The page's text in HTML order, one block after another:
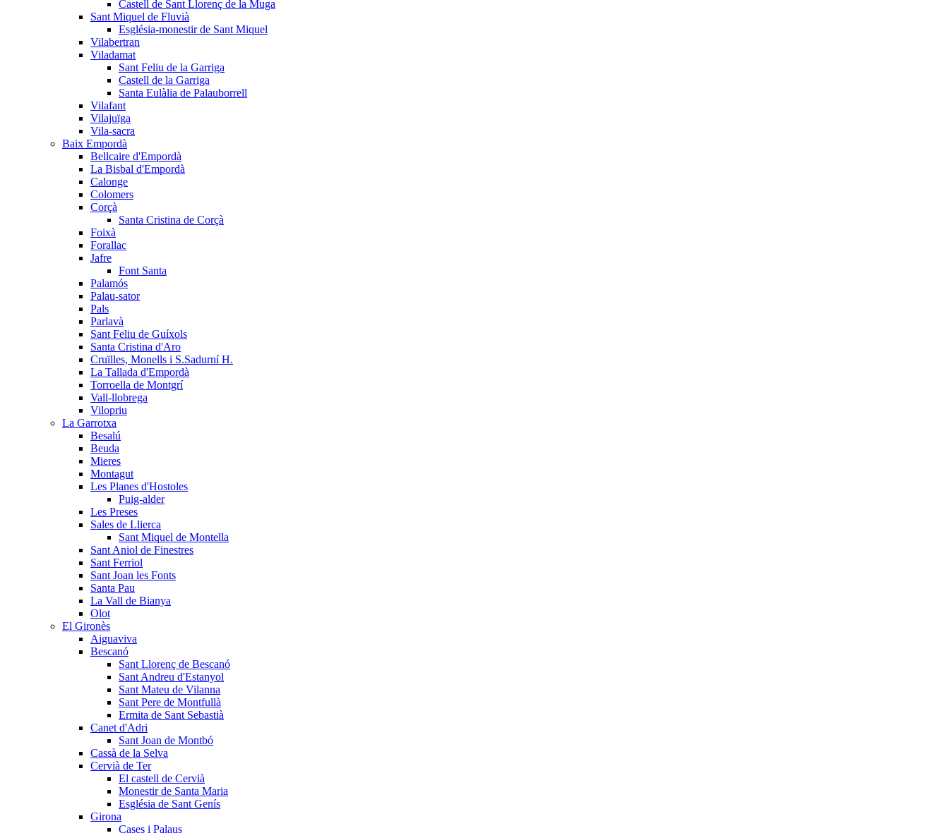
Castell de Sant Llorenç de la Muga
Sant Miquel de Fluvià
Església-monestir de Sant Miquel
Vilabertran
Viladamat
Sant Feliu de la Garriga
Castell de la Garriga
Santa Eulàlia de Palauborrell
Vilafant
Vilajuïga
Vila-sacra
Baix Empordà
Bellcaire d'Empordà
La Bisbal d'Empordà
Calonge
Colomers
Corçà
Santa Cristina de Corçà
Foixà
Forallac
Jafre
Font Santa
Palamós
Palau-sator
Pals
Parlavà
Sant Feliu de Guíxols
Santa Cristina d'Aro
Cruïlles, Monells i S.Sadurní H.
La Tallada d'Empordà
Torroella de Montgrí
Vall-llobrega
Vilopriu
La Garrotxa
Besalú
Beuda
Mieres
Montagut
Les Planes d'Hostoles
Puig-alder
Les Preses
Sales de Llierca
Sant Miquel de Montella
Sant Aniol de Finestres
Sant Ferriol
Sant Joan les Fonts
Santa Pau
La Vall de Bianya
Olot
El Gironès
Aiguaviva
Bescanó
Sant Llorenç de Bescanó
Sant Andreu d'Estanyol
Sant Mateu de Vilanna
Sant Pere de Montfullà
Ermita de Sant Sebastià
Canet d'Adri
Sant Joan de Montbó
Cassà de la Selva
Cervià de Ter
El castell de Cervià
Monestir de Santa Maria
Església de Sant Genís
Girona
Cases i Palaus